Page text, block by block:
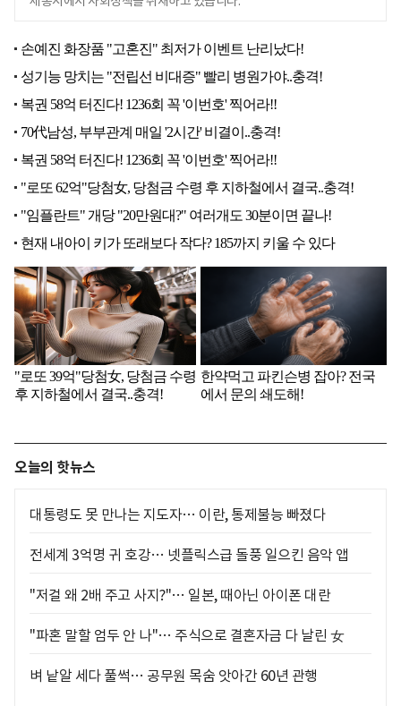
오늘의 핫뉴스
대통령도 못 만나는 지도자… 이란, 통제불능 빠졌다
전세계 3억명 귀 호강… 넷플릭스급 돌풍 일으킨 음악 앱
"저걸 왜 2배 주고 사지?"… 일본, 때아닌 아이폰 대란
"파혼 말할 엄두 안 나"… 주식으로 결혼자금 다 날린 女
벼 낱알 세다 풀썩… 공무원 목숨 앗아간 60년 관행